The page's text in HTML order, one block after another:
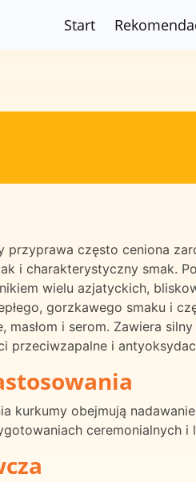
Start
przyprawa często ceniona
i charakterystyczny smak.
wielu azjatyckich,
gorzkawego smaku i
masłom i serom. Zawiera
przeciwzapalne i
kurkumy obejmują
ceremonialnych i